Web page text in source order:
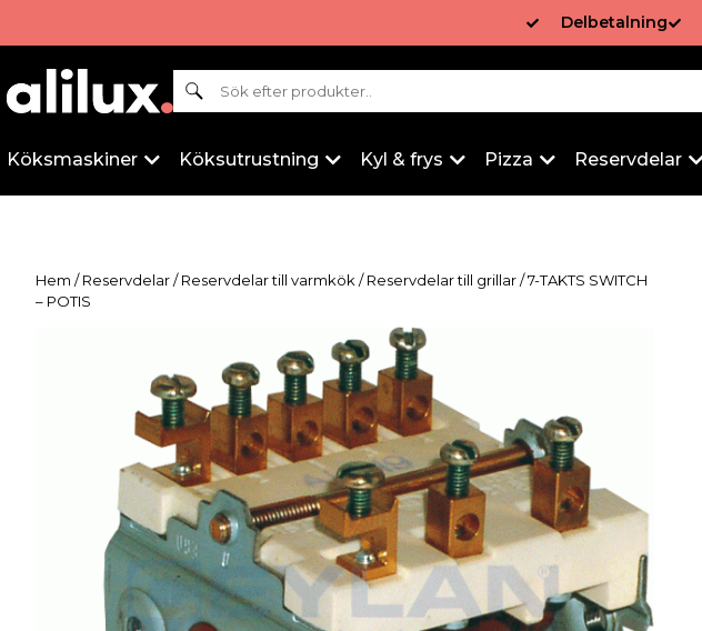
Delbetalning
Sök
Köksmaskiner Köksutrustning Kyl & frys Pizza Reservdelar
Hem /Reservdelar/Reservdelar till varmkök /Reservdelar till grillar/ 7-TAKTS SWITCH
– POTIS